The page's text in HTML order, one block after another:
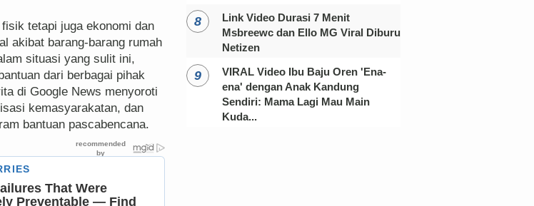
tetapi juga ekonomi dan
akibat barang-barang rumah
situasi yang sulit ini,
dari berbagai pihak
di Google News menyoroti
kemasyarakatan, dan
bantuan pascabencana.
Link Video Durasi 7 Menit
Msbreewc dan Ello MG Viral Diburu
Netizen
VIRAL Video Ibu Baju Oren 'Ena-
ena' dengan Anak Kandung
Sendiri: Mama Lagi Mau Main
Kuda...